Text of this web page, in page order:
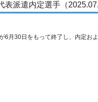
派遣内定選手（
月30日をもって終了し、内定お